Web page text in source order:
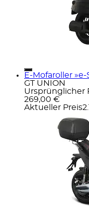
E-Mofaroller
GT UNION
Ursprünglicher
269,00 €
Aktueller Preis